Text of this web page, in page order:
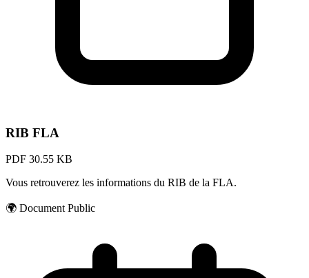
RIB FLA
PDF 30.55 KB
Vous retrouverez les informations du RIB de la FLA.
🌍 Document Public